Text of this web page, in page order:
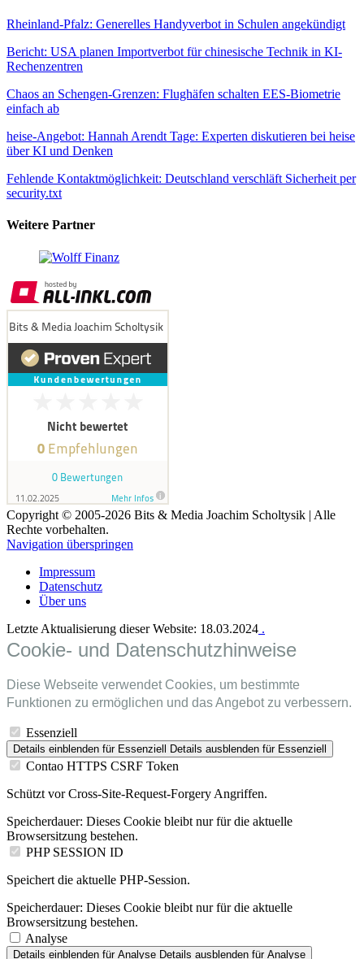
Rheinland-Pfalz: Generelles Handyverbot in Schulen angekündigt
Bericht: USA planen Importverbot für chinesische Technik in KI-
Rechenzentren
Chaos an Schengen-Grenzen: Flughäfen schalten EES-Biometrie
einfach ab
heise-Angebot: Hannah Arendt Tage: Experten diskutieren bei heise
über KI und Denken
Fehlende Kontaktmöglichkeit: Deutschland verschläft Sicherheit per
security.txt
Weitere Partner
Copyright © 2005-2026 Bits & Media Joachim Scholtysik | Alle
Rechte vorbehalten.
Navigation überspringen
Impressum
Datenschutz
Über uns
Letzte Aktualisierung dieser Website: 18.03.2024 .
Cookie- und Datenschutzhinweise
Diese Webseite verwendet Cookies, um bestimmte
Funktionen zu ermöglichen und das Angebot zu verbessern.
Essenziell
Details einblenden für Essenziell Details ausblenden für Essenziell
Contao HTTPS CSRF Token
Schützt vor Cross-Site-Request-Forgery Angriffen.
Speicherdauer: Dieses Cookie bleibt nur für die aktuelle
Browsersitzung bestehen.
PHP SESSION ID
Speichert die aktuelle PHP-Session.
Speicherdauer: Dieses Cookie bleibt nur für die aktuelle
Browsersitzung bestehen.
Analyse
Details einblenden für Analyse Details ausblenden für Analyse